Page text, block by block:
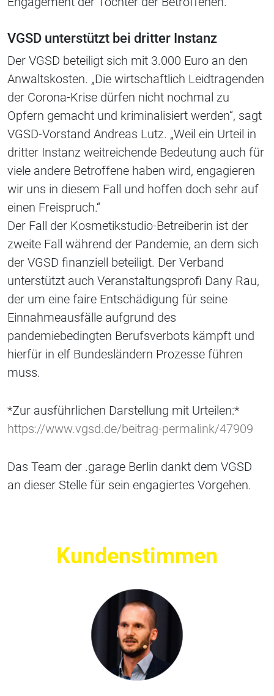
VGSD unterstützt bei dritter Instanz
Der VGSD beteiligt sich mit 3.000 Euro an den
Anwaltskosten. „Die wirtschaftlich Leidtragenden
der Corona-Krise dürfen nicht nochmal zu
Opfern gemacht und kriminalisiert werden“, sagt
VGSD-Vorstand Andreas Lutz. „Weil ein Urteil in
dritter Instanz weitreichende Bedeutung auch für
viele andere Betroffene haben wird, engagieren
wir uns in diesem Fall und hoffen doch sehr auf
einen Freispruch.“
Der Fall der Kosmetikstudio-Betreiberin ist der
zweite Fall während der Pandemie, an dem sich
der VGSD finanziell beteiligt. Der Verband
unterstützt auch Veranstaltungsprofi Dany Rau,
der um eine faire Entschädigung für seine
Einnahmeausfälle aufgrund des
pandemiebedingten Berufsverbots kämpft und
hierfür in elf Bundesländern Prozesse führen
muss.
*Zur ausführlichen Darstellung mit Urteilen:*
https://www.vgsd.de/beitrag-permalink/47909
Das Team der .garage Berlin dankt dem VGSD
an dieser Stelle für sein engagiertes Vorgehen.
Kundenstimmen